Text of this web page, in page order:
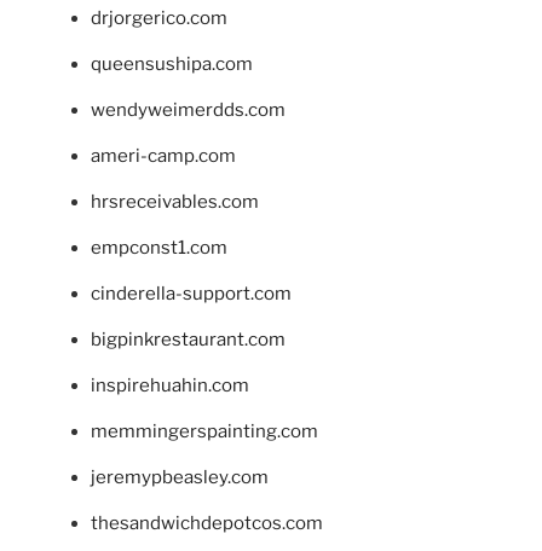
drjorgerico.com
queensushipa.com
wendyweimerdds.com
ameri-camp.com
hrsreceivables.com
empconst1.com
cinderella-support.com
bigpinkrestaurant.com
inspirehuahin.com
memmingerspainting.com
jeremypbeasley.com
thesandwichdepotcos.com